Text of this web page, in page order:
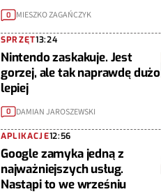
0 MIESZKO ZAGAŃCZYK
SPRZĘT13:24
Nintendo zaskakuje. Jest
gorzej, ale tak naprawdę dużo
lepiej
0 DAMIAN JAROSZEWSKI
APLIKACJE12:56
Google zamyka jedną z
najważniejszych usług.
Nastąpi to we wrześniu